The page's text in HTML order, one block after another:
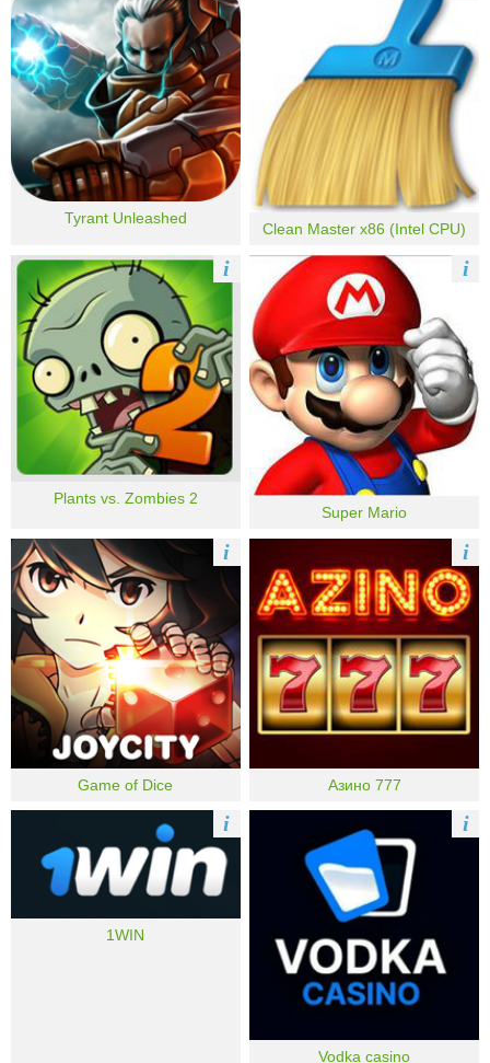
Tyrant Unleashed
Clean Master x86 (Intel CPU)
Plants vs. Zombies 2
i
Super Mario
i
Game of Dice
i
Азино 777
i
1WIN
i
Vodka casino
i